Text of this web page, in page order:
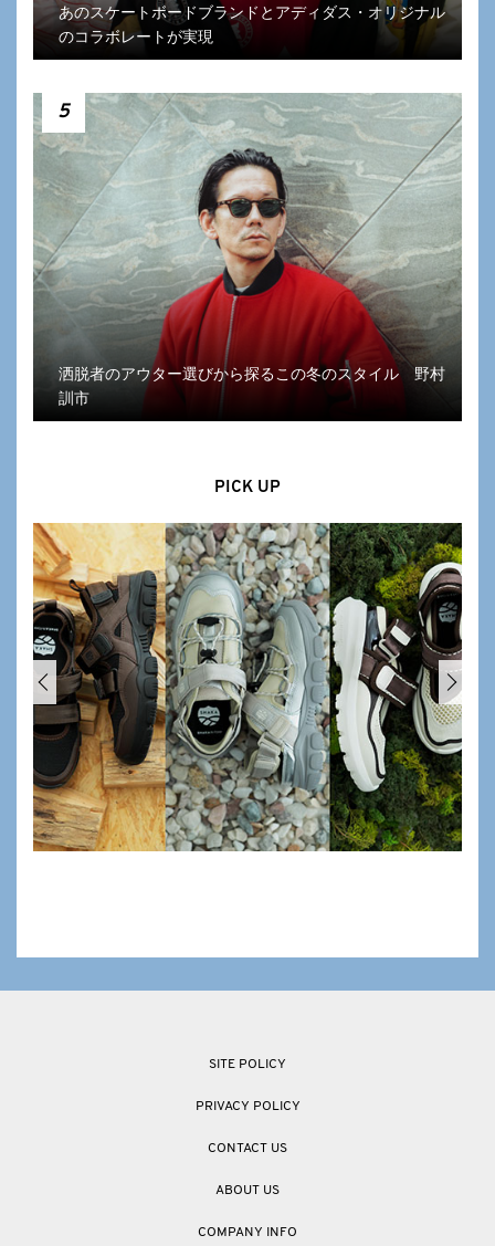
あのスケートボードブランドとアディダス・オリジナル
のコラボレートが実現
5
洒脱者のアウター選びから探るこの冬のスタイル 野村
訓市
PICK UP
SITE POLICY
PRIVACY POLICY
CONTACT US
ABOUT US
COMPANY INFO